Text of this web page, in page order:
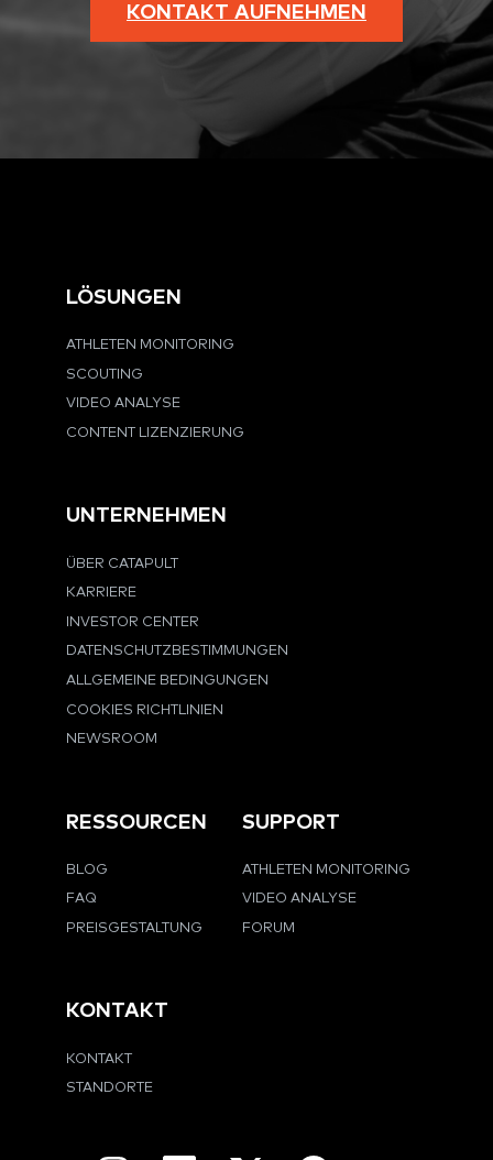
KONTAKT AUFNEHMEN
LÖSUNGEN
ATHLETEN MONITORING
SCOUTING
VIDEO ANALYSE
CONTENT LIZENZIERUNG
UNTERNEHMEN
ÜBER CATAPULT
KARRIERE
INVESTOR CENTER
DATENSCHUTZBESTIMMUNGEN
ALLGEMEINE BEDINGUNGEN
COOKIES RICHTLINIEN
NEWSROOM
RESSOURCEN
BLOG
FAQ
PREISGESTALTUNG
SUPPORT
ATHLETEN MONITORING
VIDEO ANALYSE
FORUM
KONTAKT
KONTAKT
STANDORTE